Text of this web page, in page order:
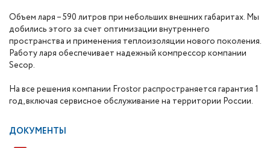
Объем ларя – 590 литров при небольших внешних габаритах. Мы
добились этого за счет оптимизации внутреннего
пространства и применения теплоизоляции нового поколения.
Работу ларя обеспечивает надежный компрессор компании
Secop.
На все решения компании Frostor распространяется гарантия 1
год, включая сервисное обслуживание на территории России.
ДОКУМЕНТЫ